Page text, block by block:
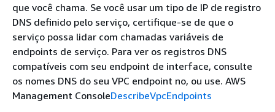
que você chama. Se você usar um tipo de IP de registro
DNS definido pelo serviço, certifique-se de que o
serviço possa lidar com chamadas variáveis de
endpoints de serviço. Para ver os registros DNS
compatíveis com seu endpoint de interface, consulte
os nomes DNS do seu VPC endpoint no, ou use. AWS
Management ConsoleDescribeVpcEndpoints